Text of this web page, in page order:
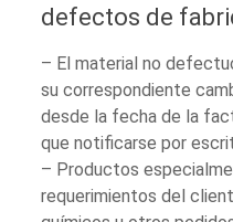
defectos de
– El material no
su correspondiente
desde la fecha de la
que notificarse por
– Productos
requerimientos del